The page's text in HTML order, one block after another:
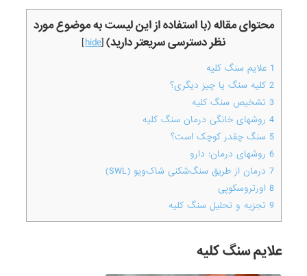
محتوای مقاله (با استفاده از این لیست به موضوع مورد
نظر دسترسی سریعتر دارید)[
hide
]
1 علایم سنگ کلیه
2 کلیه سنگ یا چیز دیگری؟
3 تشخیص سنگ کلیه
4 روشهای خانگی درمان سنگ کلیه
5 سنگ چقدر کوچک است؟
6 روشهای درمان: دارو
7 درمان از طریق سنگ‌شکنی شاک‌ویو (SWL)
8 اورتروسکوپی
9 تجزیه و تحلیل سنگ کلیه
علایم سنگ کلیه